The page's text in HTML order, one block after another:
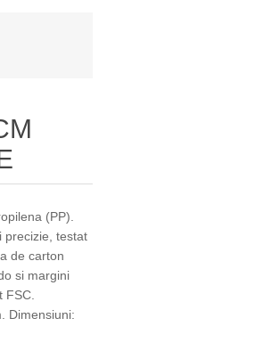
(PP).
precizie, testat
de carton
si margini
Dimensiuni: